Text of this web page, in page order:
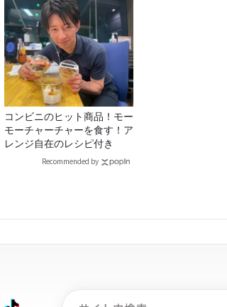
コンビニのヒット商品！モー
モーチャーチャーを食す！ア
レンジ自在のレシピ付き
Recommended by